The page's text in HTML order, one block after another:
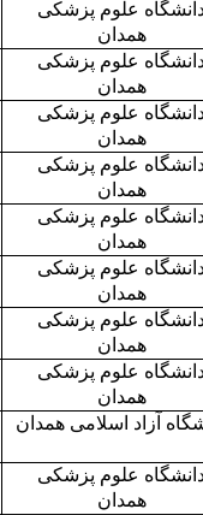
۲
۱۵
۵
۱۲
۲
۴
۱
۲
۱۰
۸